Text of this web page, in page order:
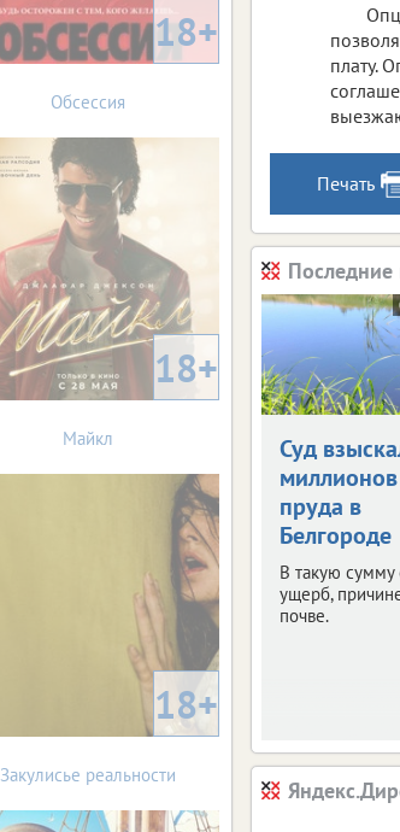
плату.
Печать
Последние
Суд
пруда в
Белгороде
В такую сумму
ущерб,
почве.
18+
Обсессия
18+
Майкл
18+
Закулисье реальности